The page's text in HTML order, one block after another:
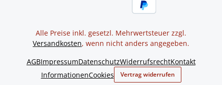
Alle Preise inkl. gesetzl. Mehrwertsteuer zzgl.
Versandkosten, wenn nicht anders angegeben.
AGBImpressumDatenschutzWiderrufsrechtKontakt
InformationenCookies Vertrag widerrufen